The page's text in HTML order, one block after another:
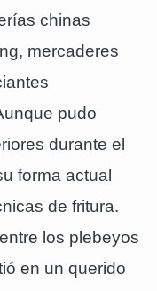
chinas
mercaderes
pudo
durante el
forma actual
de fritura.
los plebeyos
en un querido